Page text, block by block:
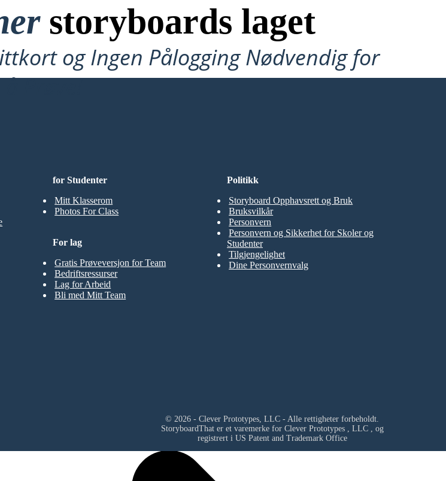
storyboards laget
og Ingen Pålogging Nødvendig for
å Prøve!
for Studenter
Mitt Klasserom
Photos For Class
For lag
Gratis Prøveversjon for Team
Bedriftsressurser
Lag for Arbeid
Bli med Mitt Team
Politikk
Storyboard Opphavsrett og Bruk
Bruksvilkår
Personvern
Personvern og Sikkerhet for Skoler og
Studenter
Tilgjengelighet
Dine Personvernvalg
© 2026 - Clever Prototypes, LLC - Alle rettigheter forbeholdt.
StoryboardThat er et varemerke for Clever Prototypes , LLC, og
registrert i US Patent and Trademark Office